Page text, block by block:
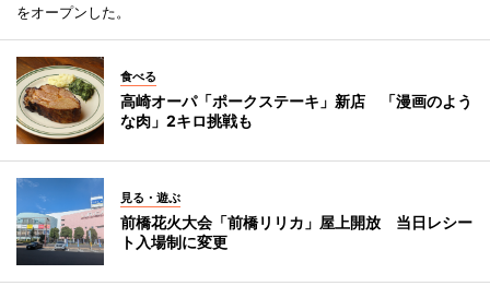
をオープンした。
食べる
高崎オーパ「ポークステーキ」新店 「漫画のよう
な肉」2キロ挑戦も
見る・遊ぶ
前橋花火大会「前橋リリカ」屋上開放 当日レシー
ト入場制に変更